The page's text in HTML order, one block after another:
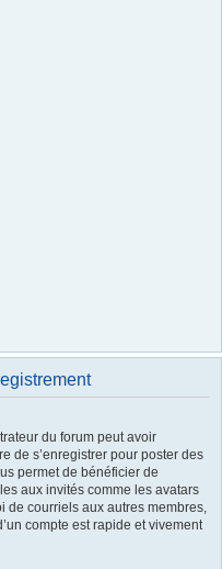
du forum peut avoir
de s’enregistrer pour poster des
permet de bénéficier de
aux invités comme les avatars
de courriels aux autres membres,
compte est rapide et vivement